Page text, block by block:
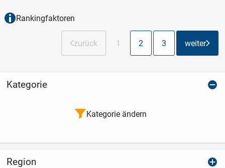
Rankingfaktoren
zurück 1 2 3 weiter
Kategorie
Kategorie ändern
Region